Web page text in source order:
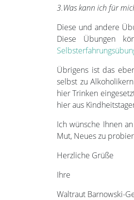
3.Was kann ich für
Diese und andere
Diese Übungen
Übrigens ist das
selbst zu
hier Trinken
hier aus
Ich wünsche Ihnen
Mut, Neues zu
Herzliche Grüße
Ihre
Waltraut Barnowski-